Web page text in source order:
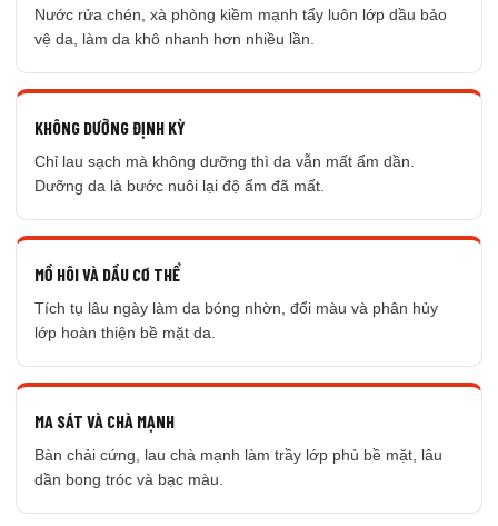
Nước rửa chén, xà phòng kiềm mạnh tẩy luôn lớp dầu bảo
vệ da, làm da khô nhanh hơn nhiều lần.
KHÔNG DƯỠNG ĐỊNH KỲ
Chỉ lau sạch mà không dưỡng thì da vẫn mất ẩm dần.
Dưỡng da là bước nuôi lại độ ẩm đã mất.
MỒ HÔI VÀ DẦU CƠ THỂ
Tích tụ lâu ngày làm da bóng nhờn, đổi màu và phân hủy
lớp hoàn thiện bề mặt da.
MA SÁT VÀ CHÀ MẠNH
Bàn chải cứng, lau chà mạnh làm trầy lớp phủ bề mặt, lâu
dần bong tróc và bạc màu.